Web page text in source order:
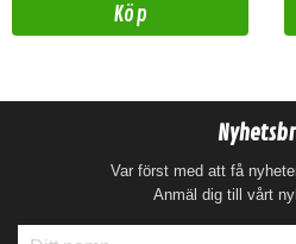
Köp
Var först med att få
Anmäl dig till vårt